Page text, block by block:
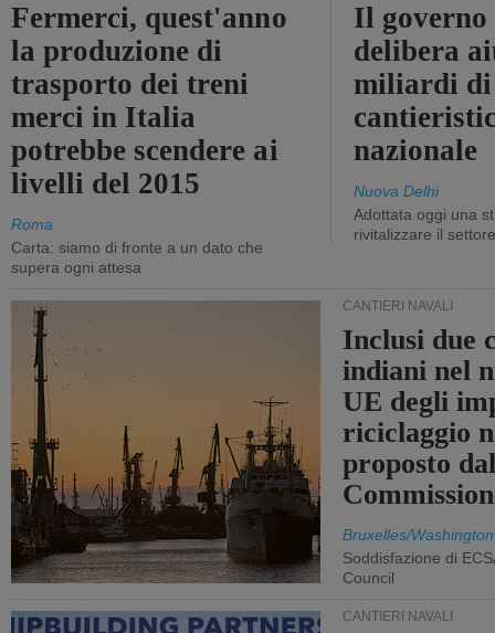
Fermerci, quest'anno
la produzione di
trasporto dei treni
merci in Italia
potrebbe scendere ai
livelli del 2015
Roma
Carta: siamo di fronte a un dato che
supera ogni attesa
Il
delibera
miliardi
nazionale
Nuova Delhi
Adottata oggi una
rivitalizzare il settore
CANTIERI NAVALI
Inclusi due
indiani nel
UE degli
riciclaggio
proposto
Bruxelles/Washington
Soddisfazione di
Council
CANTIERI NAVALI